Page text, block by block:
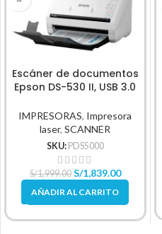
Escáner de documentos
Epson DS-530 II, USB 3.0
IMPRESORAS, Impresora
laser,SCANNER
SKU: PDS5000
S/1,999.00 S/1,839.00
AÑADIR AL CARRITO